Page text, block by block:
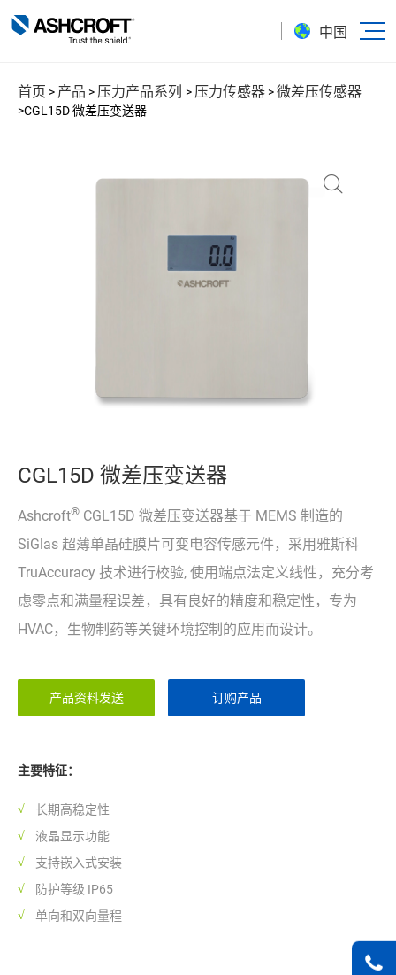
中国
首页 > 产品 > 压力产品系列 > 压力传感器 >微差压传感器
>CGL15D 微差压变送器
CGL15D 微差压变送器
Ashcroft® CGL15D 微差压变送器基于 MEMS 制造的
SiGlas 超薄单晶硅膜片可变电容传感元件，采用雅斯科
TruAccuracy 技术进行校验, 使用端点法定义线性，充分考
虑零点和满量程误差，具有良好的精度和稳定性，专为
HVAC，生物制药等关键环境控制的应用而设计。
产品资料发送 订购产品
主要特征：
长期高稳定性
液晶显示功能
支持嵌入式安装
防护等级 IP65
单向和双向量程